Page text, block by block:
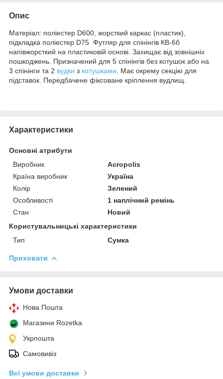
Опис
Матеріал: поліестер D600, жорсткий каркас (пластик),
підкладка поліестер D75 Футляр для спінінгів КВ-6б
напівжорсткий на пластиковій основі. Захищає від зовнішніх
пошкоджень. Призначений для 5 спінінгів без котушок або на
3 спінінги та 2 вудки з котушками . Має окрему секцію для
підставок. Передбачене фіксоване кріплення вудлищ.
Характеристики
Основні атрибути
Виробник
Acropolis
Країна виробник
Україна
Колір
Зелений
Особливості
1 наплічний ремінь
Стан
Новий
Користувальницькі характеристики
Тип
Сумка
Приховати
Умови доставки
Нова Пошта
Магазини Rozetka
Укрпошта
Самовивіз
Всі умови доставки